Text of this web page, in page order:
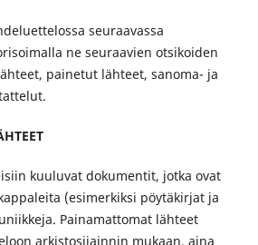
seuraavassa
ne seuraavien otsikoiden
painetut lähteet, sanoma- ja
kuuluvat dokumentit, jotka ovat
(esimerkiksi pöytäkirjat ja
Painamattomat lähteet
arkistosijainnin mukaan, aina